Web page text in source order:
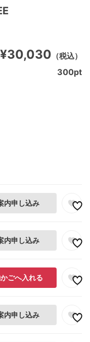
¥30,030 （税込）
内申し込み
内申し込み
ごへ入れる
内申し込み
300pt